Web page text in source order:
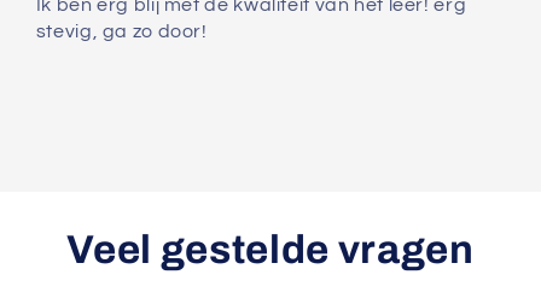
Ik ben erg blij met de kwaliteit van het leer! erg
stevig, ga zo door!
Veel gestelde vragen